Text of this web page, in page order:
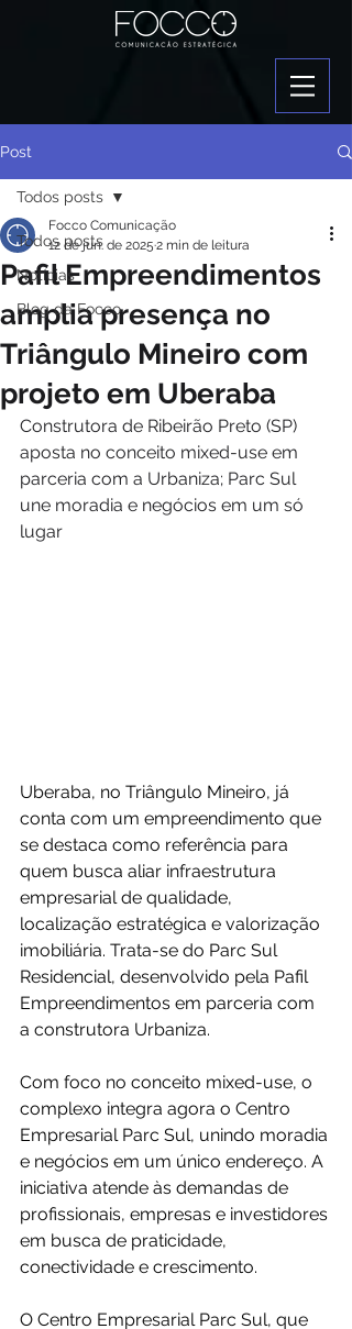
Post
Todos posts
Notícias
Blog da Focco
Todos posts
Pafil Empreendimentos
amplia presença no
Triângulo Mineiro com
projeto em Uberaba
Focco Comunicação
12 de jun. de 2025 2 min de leitura
Construtora de Ribeirão Preto (SP)
aposta no conceito mixed-use em
parceria com a Urbaniza; Parc Sul
une moradia e negócios em um só
lugar
Uberaba, no Triângulo Mineiro, já
conta com um empreendimento que
se destaca como referência para
quem busca aliar infraestrutura
empresarial de qualidade,
localização estratégica e valorização
imobiliária. Trata-se do Parc Sul
Residencial, desenvolvido pela Pafil
Empreendimentos em parceria com
a construtora Urbaniza.
Com foco no conceito mixed-use, o
complexo integra agora o Centro
Empresarial Parc Sul, unindo moradia
e negócios em um único endereço. A
iniciativa atende às demandas de
profissionais, empresas e investidores
em busca de praticidade,
conectividade e crescimento.
O Centro Empresarial Parc Sul, que